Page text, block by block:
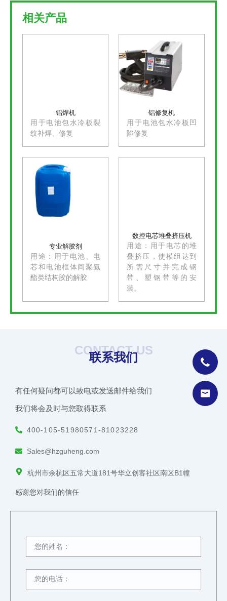
相关产品
铝焊机
用于电池包水冷板裂
纹补焊、修复
铝修复机
用于电池包水冷板凹
陷修复
专业解胶剂
用途：用于电池、电
芯和电池框体间聚氨
酯类结构胶的解胶
数控电芯堆叠挤压机
用途：用于电芯的堆
叠挤压，使模组达到
所需尺寸并完成钢
带、塑钢带等的安
装。
CONTACT US
联系我们
有任何疑问都可以致电或发送邮件给我们
我们将会及时与您取得联系
400-105-51980571-81023228
Sales@hzguheng.com
杭州市余杭区五常大道181号华立创客社区南区B1幢
感谢您对我们的信任